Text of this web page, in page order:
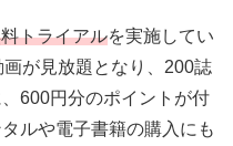
トライアルを実施してい
が見放題となり、200誌
600円分のポイントが付
ルや電子書籍の購入にも